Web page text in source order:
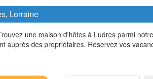
Lorraine
une maison d'hôtes à Ludres parmi
auprès des propriétaires. Réservez vos